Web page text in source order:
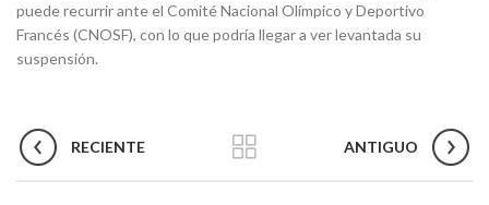
puede recurrir ante el Comité Nacional Olímpico y Deportivo
Francés (CNOSF), con lo que podría llegar a ver levantada su
suspensión.
RECIENTE ANTIGUO